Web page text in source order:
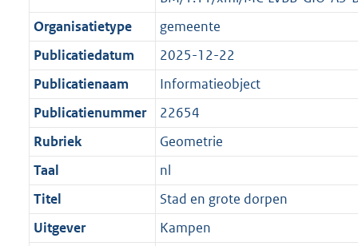
m
a
a
t
r
m
a
a
t
n
d
e
:
1
K
b
Organisatietype
gemeente
Publicatiedatum
2025-12-22
Publicatienaam
Informatieobject
Publicatienummer
22654
Rubriek
Geometrie
Taal
nl
Titel
Stad en grote dorpen
Uitgever
Kampen